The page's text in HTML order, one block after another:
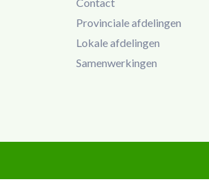
Provinciale afdelingen
Lokale afdelingen
Samenwerkingen